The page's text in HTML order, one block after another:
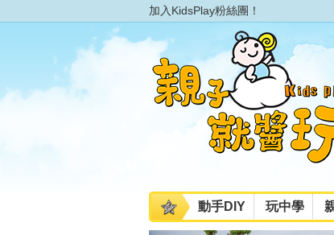
加入KidsPlay粉絲團！
動手DIY 玩中學